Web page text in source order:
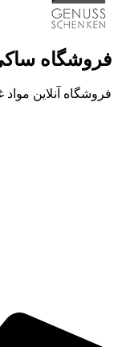
فروشگاه
فروشگاه آنلاین